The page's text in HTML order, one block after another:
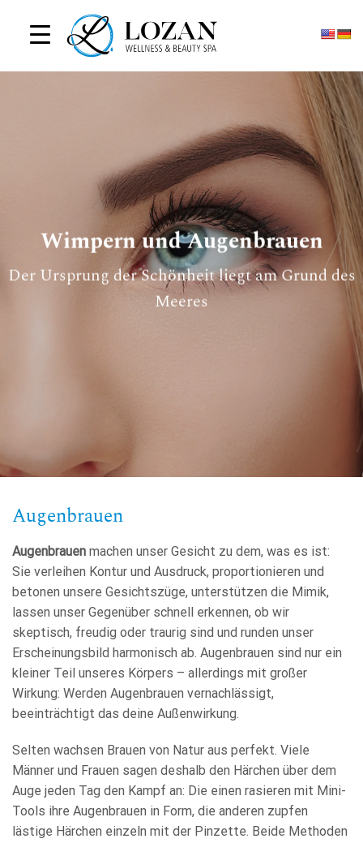
Inhalt
Wimpern und Augenbrauen
Der Ursprung der Schönheit liegt am Grund des
Meeres
Augenbrauen
Augenbrauen machen unser Gesicht zu dem, was es ist:
Sie verleihen Kontur und Ausdruck, proportionieren und
betonen unsere Gesichtszüge, unterstützen die Mimik,
lassen unser Gegenüber schnell erkennen, ob wir
skeptisch, freudig oder traurig sind und runden unser
Erscheinungsbild harmonisch ab. Augenbrauen sind nur ein
kleiner Teil unseres Körpers – allerdings mit großer
Wirkung: Werden Augenbrauen vernachlässigt,
beeinträchtigt das deine Außenwirkung.
Selten wachsen Brauen von Natur aus perfekt. Viele
Männer und Frauen sagen deshalb den Härchen über dem
Auge jeden Tag den Kampf an: Die einen rasieren mit Mini-
Tools ihre Augenbrauen in Form, die anderen zupfen
lästige Härchen einzeln mit der Pinzette. Beide Methoden